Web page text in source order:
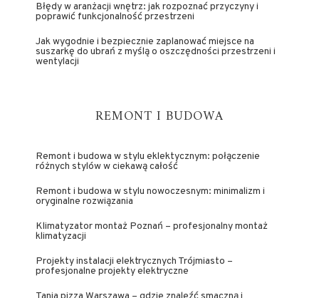
Błędy w aranżacji wnętrz: jak rozpoznać przyczyny i
poprawić funkcjonalność przestrzeni
Jak wygodnie i bezpiecznie zaplanować miejsce na
suszarkę do ubrań z myślą o oszczędności przestrzeni i
wentylacji
REMONT I BUDOWA
Remont i budowa w stylu eklektycznym: połączenie
różnych stylów w ciekawą całość
Remont i budowa w stylu nowoczesnym: minimalizm i
oryginalne rozwiązania
Klimatyzator montaż Poznań – profesjonalny montaż
klimatyzacji
Projekty instalacji elektrycznych Trójmiasto –
profesjonalne projekty elektryczne